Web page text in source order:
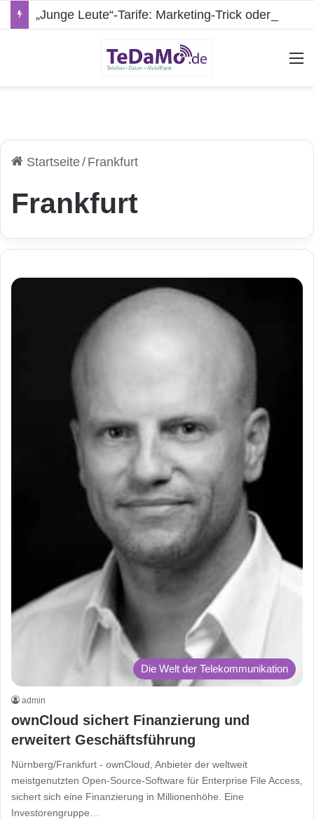
Startseite/ Frankfurt
Frankfurt
Die Welt der Telekommunikation
admin
ownCloud sichert Finanzierung und
erweitert Geschäftsführung
Nürnberg/Frankfurt - ownCloud, Anbieter der weltweit
meistgenutzten Open-Source-Software für Enterprise File Access,
sichert sich eine Finanzierung in Millionenhöhe. Eine
Investorengruppe…